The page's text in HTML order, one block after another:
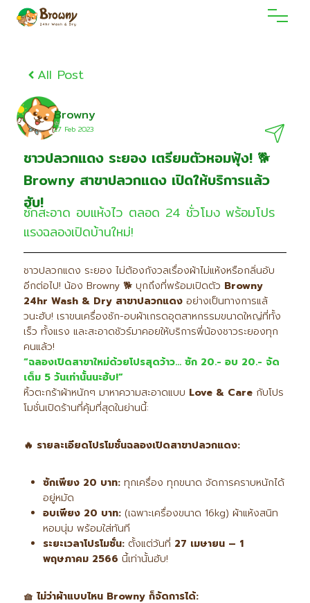
All Post
Browny
27 Feb 2O23
ชาวปลวกแดง ระยอง เตรียมตัวหอมฟุ้ง! 🐕
Browny สาขาปลวกแดง เปิดให้บริการแล้ว
ฮับ!
ซักสะอาด อบแห้งไว ตลอด 24 ชั่วโมง พร้อมโปร
แรงฉลองเปิดบ้านใหม่!
ชาวปลวกแดง ระยอง ไม่ต้องกังวลเรื่องผ้าไม่แห้งหรือกลิ่นอับ
อีกต่อไป! น้อง Browny 🐕 บุกถึงที่พร้อมเปิดตัว Browny
24hr Wash & Dry สาขาปลวกแดง อย่างเป็นทางการแล้
วนะฮับ! เราขนเครื่องซัก-อบผ้าเกรดอุตสาหกรรมขนาดใหญ่ที่ทั้ง
เร็ว ทั้งแรง และสะอาดชัวร์มาคอยให้บริการพี่น้องชาวระยองทุก
คนแล้ว!
“ฉลองเปิดสาขาใหม่ด้วยโปรสุดว้าว… ซัก 20.- อบ 20.- จัด
เต็ม 5 วันเท่านั้นนะฮับ!”
หิ้วตะกร้าผ้าหนักๆ มาหาความสะอาดแบบ Love & Care กับโปร
โมชั่นเปิดร้านที่คุ้มที่สุดในย่านนี้:
🔥 รายละเอียดโปรโมชั่นฉลองเปิดสาขาปลวกแดง:
ซักเพียง 20 บาท: ทุกเครื่อง ทุกขนาด จัดการคราบหนักได้
อยู่หมัด
อบเพียง 20 บาท: (เฉพาะเครื่องขนาด 16kg) ผ้าแห้งสนิท
หอมนุ่ม พร้อมใส่ทันที
ระยะเวลาโปรโมชั่น: ตั้งแต่วันที่ 27 เมษายน – 1
พฤษภาคม 2566 นี้เท่านั้นฮับ!
🧺 ไม่ว่าผ้าแบบไหน Browny ก็จัดการได้: